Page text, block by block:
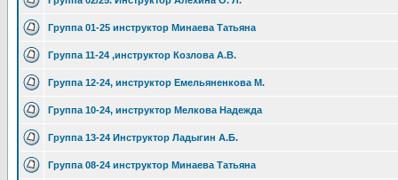
Группа 01-25 инструктор Минаева Татьяна
Группа 11-24 ,инструктор Козлова А.В.
Группа 12-24, инструктор Емельяненкова М.
Группа 10-24, инструктор Мелкова Надежда
Группа 13-24 Инструктор Ладыгин А.Б.
Группа 08-24 инструктор Минаева Татьяна